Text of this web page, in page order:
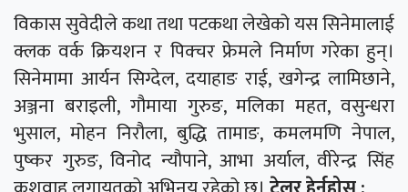
विकास सुवेदीले कथा तथा पटकथा लेखेको यस सिनेमालाई
क्लक वर्क क्रियशन र पिक्चर फ्रेमले निर्माण गरेका हुन्।
सिनेमामा आर्यन सिग्देल, दयाहाङ राई, खगेन्द्र लामिछाने,
अञ्जना बराइली, गौमाया गुरुङ, मलिका महत, वसुन्धरा
भुसाल, मोहन निरौला, बुद्धि तामाङ, कमलमणि नेपाल,
पुष्कर गुरुङ, विनोद न्यौपाने, आभा अर्याल, वीरेन्द्र सिंह